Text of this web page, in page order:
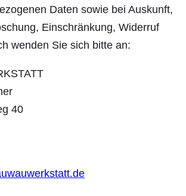
Daten sowie bei Auskunft,
Einschränkung, Widerruf
wenden Sie sich bitte an:
40